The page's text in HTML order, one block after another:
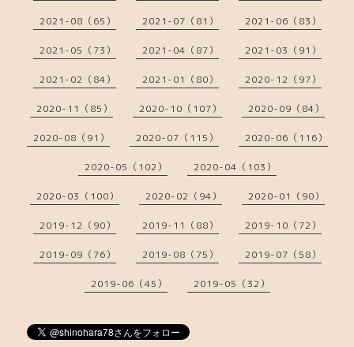
2021-08（65） 2021-07（81） 2021-06（83）
2021-05（73） 2021-04（87） 2021-03（91）
2021-02（84） 2021-01（80） 2020-12（97）
2020-11（85） 2020-10（107） 2020-09（84）
2020-08（91） 2020-07（115） 2020-06（116）
2020-05（102） 2020-04（103）
2020-03（100） 2020-02（94） 2020-01（90）
2019-12（90） 2019-11（88） 2019-10（72）
2019-09（76） 2019-08（75） 2019-07（58）
2019-06（45） 2019-05（32）